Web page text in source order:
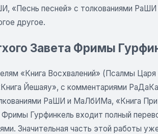
«Песнь песней» с толкованиями РаШИ
другое.
Завета Фримы
«Книга Восхвалений» (Псалмы
Йешаяу», с комментариями
РаШИ и МаЛбИМа, «Книга
Гурфинкель входит полный
Значительная часть этой работы